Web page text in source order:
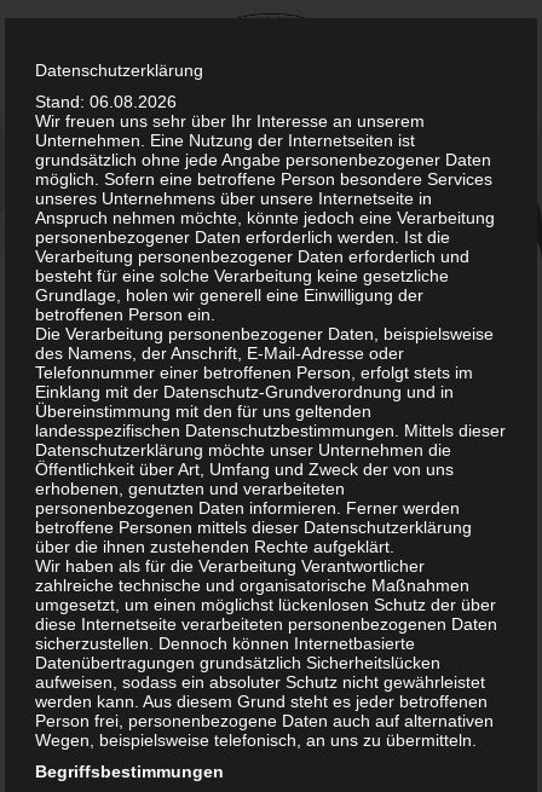
content
Auswahl von
Desinfektionsmitteln
Die grundsätzliche Problematik bei derAuswahl eines
geeigneten Desinfektionsmittelsaus der Vielzahl der
verfügbaren Produkte ist bereits dadurch gegeben, dass
die Hersteller solcher Produkte ihreVorauswahl von
Biozidwirkstoffenfür ihr eigenes Desinfektionsprodukt
schon getroffen haben.
Der Anwender kann nur noch ein fertig formuliertes Produkt
kaufen und sich möglichst an die Anwendungsvorschriften
des Herstellers halten.
Dazu muss zunächst abgeklärt werden, welche möglichen
(pathogenen) Erreger auf welchen Flächen auftreten
können. Dann muss entschieden werden, ob das
Desinfektionsmittel:
Datenschutzerklärung
Stand: 06.08.2026
Wir freuen uns sehr über Ihr Interesse an unserem
Unternehmen. Eine Nutzung der Internetseiten ist
grundsätzlich ohne jede Angabe personenbezogener Daten
möglich. Sofern eine betroffene Person besondere Services
unseres Unternehmens über unsere Internetseite in
Anspruch nehmen möchte, könnte jedoch eine Verarbeitung
personenbezogener Daten erforderlich werden. Ist die
Verarbeitung personenbezogener Daten erforderlich und
besteht für eine solche Verarbeitung keine gesetzliche
Grundlage, holen wir generell eine Einwilligung der
betroffenen Person ein.
Die Verarbeitung personenbezogener Daten, beispielsweise
des Namens, der Anschrift, E-Mail-Adresse oder
Telefonnummer einer betroffenen Person, erfolgt stets im
Einklang mit der Datenschutz-Grundverordnung und in
Übereinstimmung mit den für uns geltenden
landesspezifischen Datenschutzbestimmungen. Mittels dieser
Datenschutzerklärung möchte unser Unternehmen die
Öffentlichkeit über Art, Umfang und Zweck der von uns
erhobenen, genutzten und verarbeiteten
personenbezogenen Daten informieren. Ferner werden
betroffene Personen mittels dieser Datenschutzerklärung
über die ihnen zustehenden Rechte aufgeklärt.
Wir haben als für die Verarbeitung Verantwortlicher
zahlreiche technische und organisatorische Maßnahmen
umgesetzt, um einen möglichst lückenlosen Schutz der über
diese Internetseite verarbeiteten personenbezogenen Daten
sicherzustellen. Dennoch können Internetbasierte
Datenübertragungen grundsätzlich Sicherheitslücken
aufweisen, sodass ein absoluter Schutz nicht gewährleistet
werden kann. Aus diesem Grund steht es jeder betroffenen
Person frei, personenbezogene Daten auch auf alternativen
Wegen, beispielsweise telefonisch, an uns zu übermitteln.
Begriffsbestimmungen